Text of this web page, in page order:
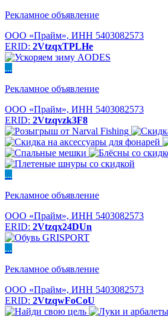
Рекламное объявление
ООО «Прайм», ИНН 5403082573
ERID: 2VtzqxTPLHe
...
Рекламное объявление
ООО «Прайм», ИНН 5403082573
ERID: 2Vtzqvzk3F8
...
Рекламное объявление
ООО «Прайм», ИНН 5403082573
ERID: 2Vtzqx24DUn
...
Рекламное объявление
ООО «Прайм», ИНН 5403082573
ERID: 2VtzqwFoCoU